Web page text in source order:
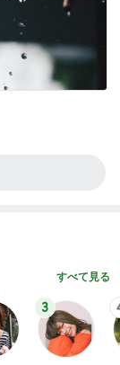
すべて見る
3